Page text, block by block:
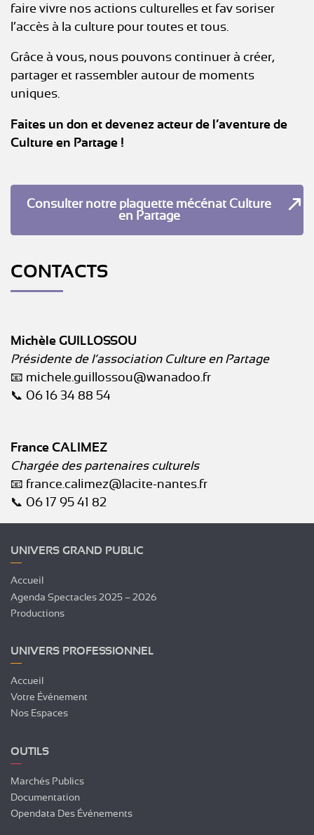
faire vivre nos actions culturelles et fav soriser
l’accès à la culture pour toutes et tous.
Grâce à vous, nous pouvons continuer à créer,
partager et rassembler autour de moments
uniques.
Faites un don et devenez acteur de l’aventure de
Culture en Partage !
Consulter notre plaquette mécénat Culture
en Partage
CONTACTS
Michèle GUILLOSSOU
Présidente de l’association Culture en Partage
📧 michele.guillossou@wanadoo.fr
📞 06 16 34 88 54
France CALIMEZ
Chargée des partenaires culturels
📧 france.calimez@lacite-nantes.fr
📞 06 17 95 41 82
UNIVERS GRAND PUBLIC
Accueil
Agenda Spectacles 2025 – 2026
Productions
UNIVERS PROFESSIONNEL
Accueil
Votre Événement
Nos Espaces
OUTILS
Marchés Publics
Documentation
Opendata Des Événements